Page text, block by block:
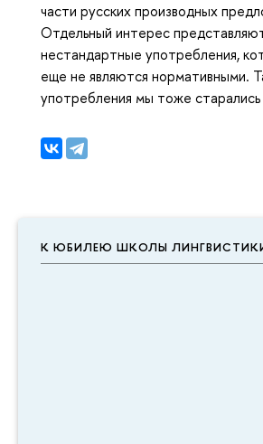
К ЮБИЛЕЮ ШКОЛЫ
части русских производных
Отдельный интерес
нестандартные употребления,
еще не являются нормативными.
употребления мы тоже старались